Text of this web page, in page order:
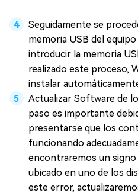
Seguidamente se
memoria USB del
introducir la memoria
realizado este proceso,
instalar
Actualizar Software de
paso es importante
presentarse que los
funcionando
encontraremos un signo
ubicado en uno de los
este error,